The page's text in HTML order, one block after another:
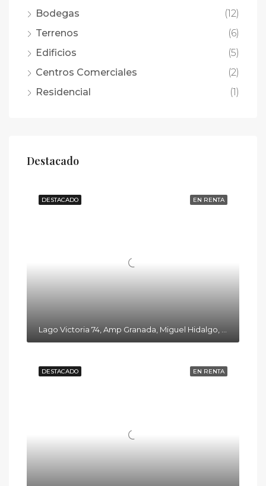
Bodegas
(12)
Terrenos
(6)
Edificios
(5)
Centros Comerciales
(2)
Residencial
(1)
Destacado
EN RENTA
DESTACADO
EN RENTA
DESTACADO